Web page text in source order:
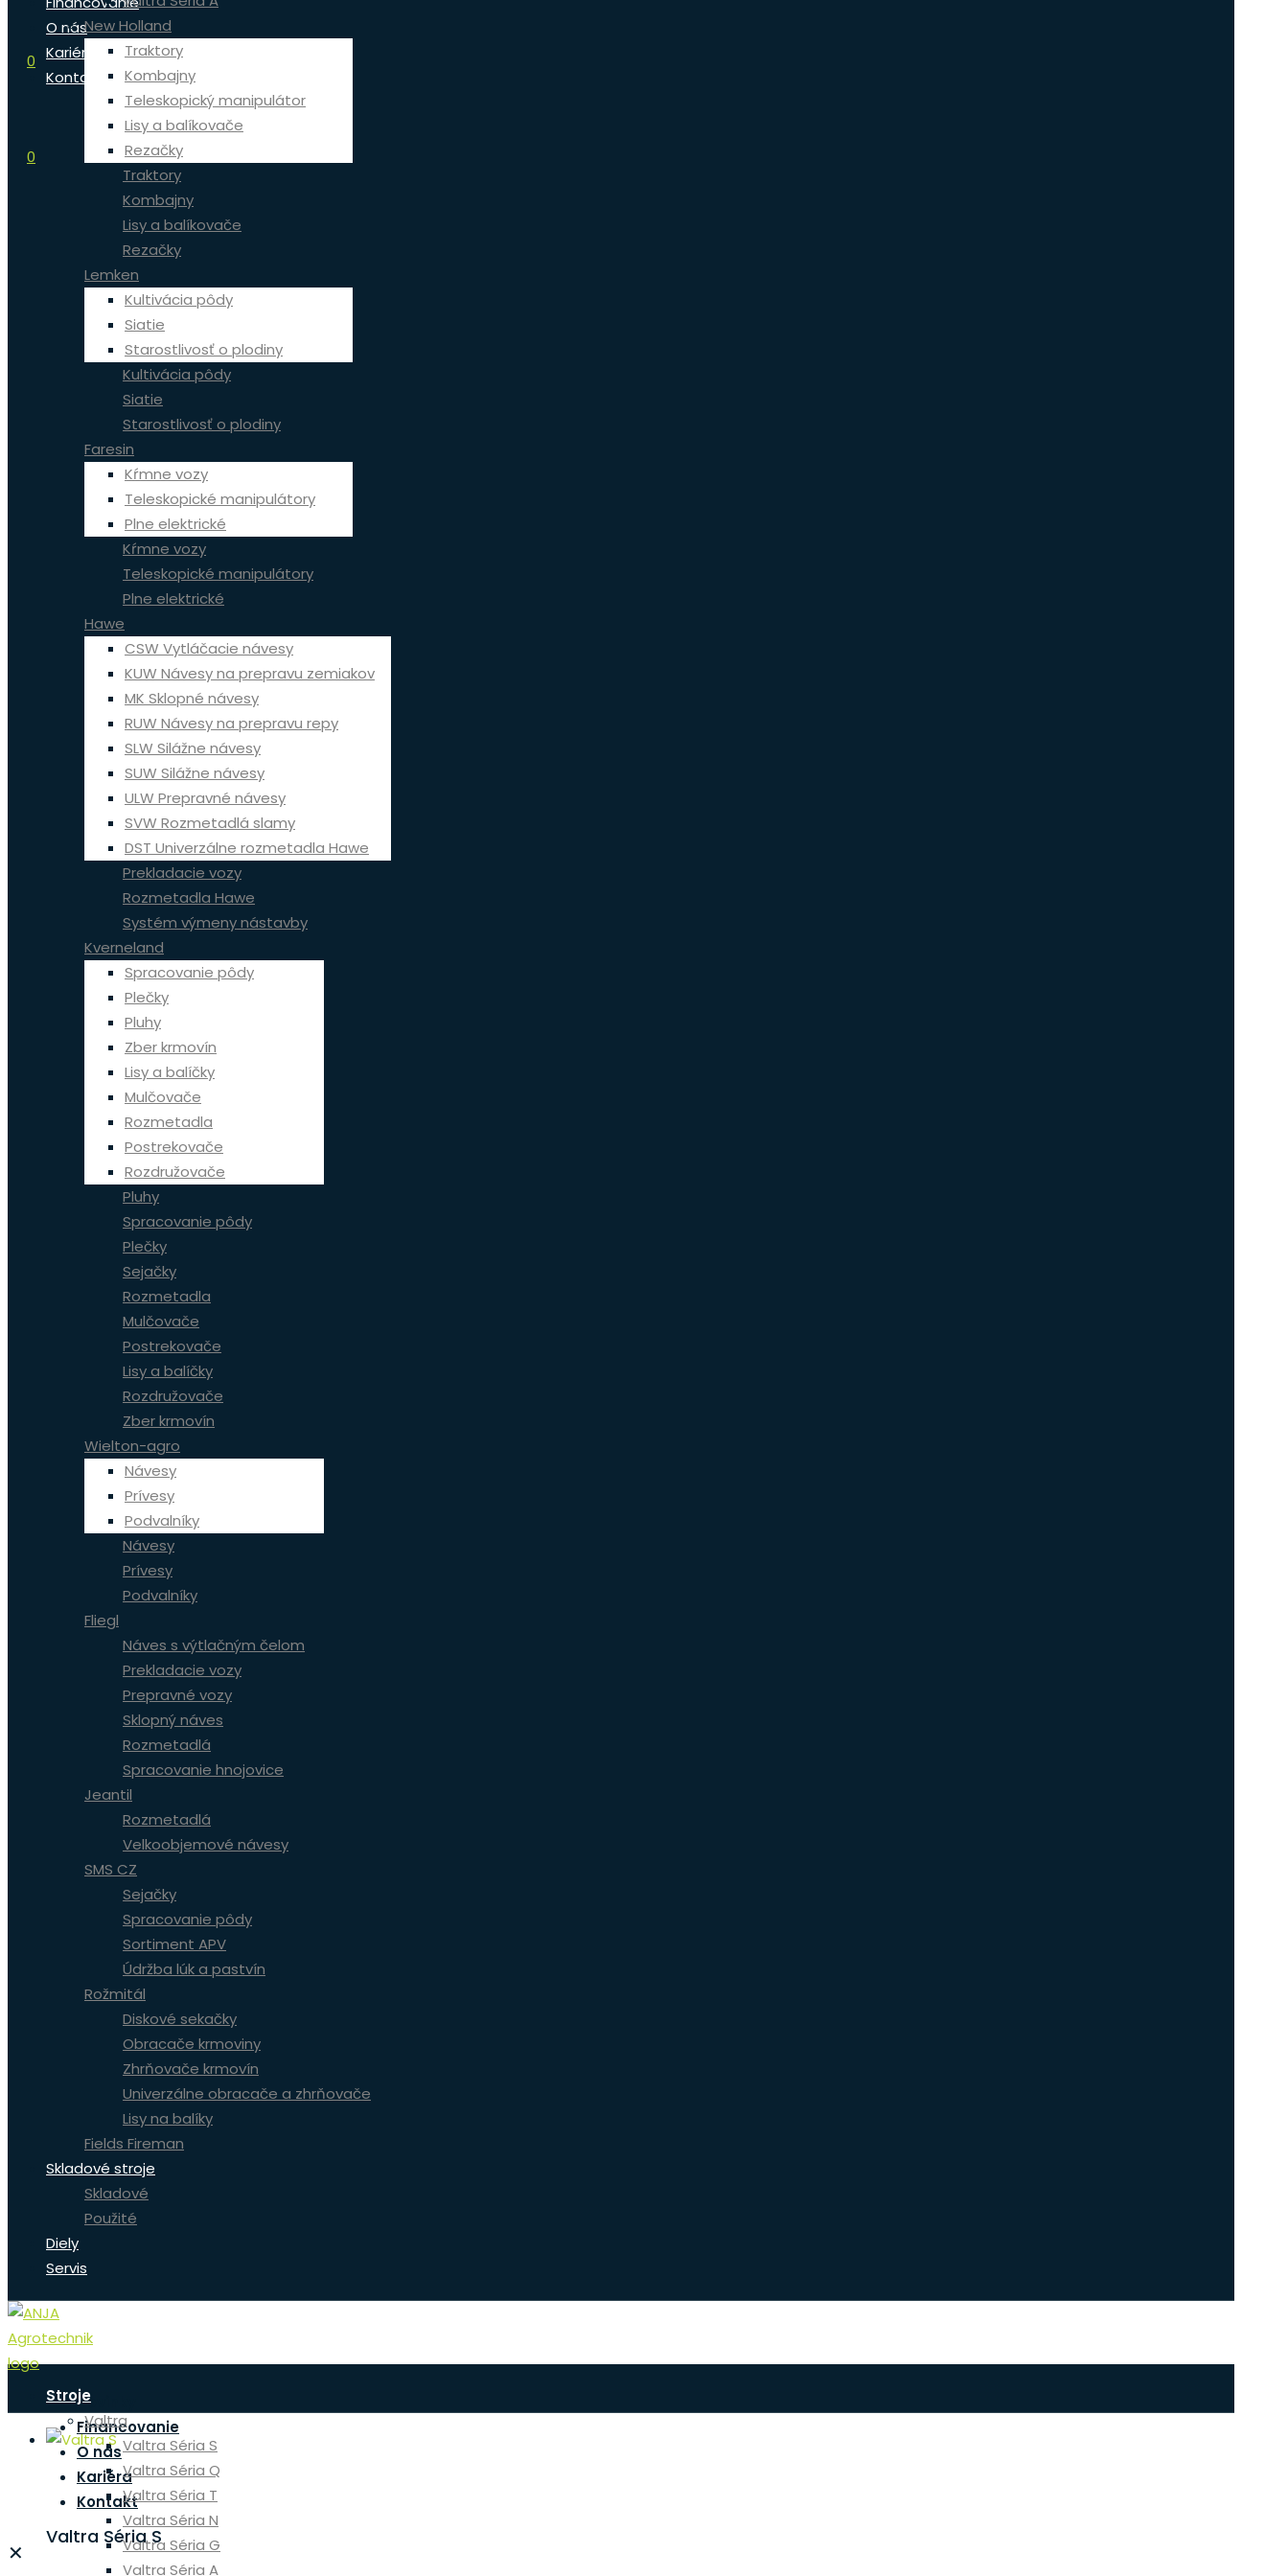
0
O nás
Kariéra
Kontakt
0
New Holland
Traktory
Kombajny
Teleskopický manipulátor
Lisy a balíkovače
Rezačky
Traktory
Kombajny
Lisy a balíkovače
Rezačky
Lemken
Kultivácia pôdy
Siatie
Starostlivosť o plodiny
Kultivácia pôdy
Siatie
Starostlivosť o plodiny
Faresin
Kŕmne vozy
Teleskopické manipulátory
Plne elektrické
Kŕmne vozy
Teleskopické manipulátory
Plne elektrické
Hawe
CSW Vytláčacie návesy
KUW Návesy na prepravu zemiakov
MK Sklopné návesy
RUW Návesy na prepravu repy
SLW Silážne návesy
SUW Silážne návesy
ULW Prepravné návesy
SVW Rozmetadlá slamy
DST Univerzálne rozmetadla Hawe
Prekladacie vozy
Rozmetadla Hawe
Systém výmeny nástavby
Kverneland
Spracovanie pôdy
Plečky
Pluhy
Zber krmovín
Lisy a balíčky
Mulčovače
Rozmetadla
Postrekovače
Rozdružovače
Pluhy
Spracovanie pôdy
Plečky
Sejačky
Rozmetadla
Mulčovače
Postrekovače
Lisy a balíčky
Rozdružovače
Zber krmovín
Wielton-agro
Návesy
Prívesy
Podvalníky
Návesy
Prívesy
Podvalníky
Fliegl
Náves s výtlačným čelom
Prekladacie vozy
Prepravné vozy
Sklopný náves
Rozmetadlá
Spracovanie hnojovice
Jeantil
Rozmetadlá
Velkoobjemové návesy
SMS CZ
Sejačky
Spracovanie pôdy
Sortiment APV
Údržba lúk a pastvín
Rožmitál
Diskové sekačky
Obracače krmoviny
Zhrňovače krmovín
Univerzálne obracače a zhrňovače
Lisy na balíky
Fields Fireman
Skladové stroje
Skladové
Použité
Diely
Servis
Novinky
Financovanie
O nás
Kariéra
Kontakt
✕
Stroje
Valtra
Valtra Séria S
Valtra Séria Q
Valtra Séria T
Valtra Séria N
Valtra Séria G
Valtra Séria A
Valtra Séria S